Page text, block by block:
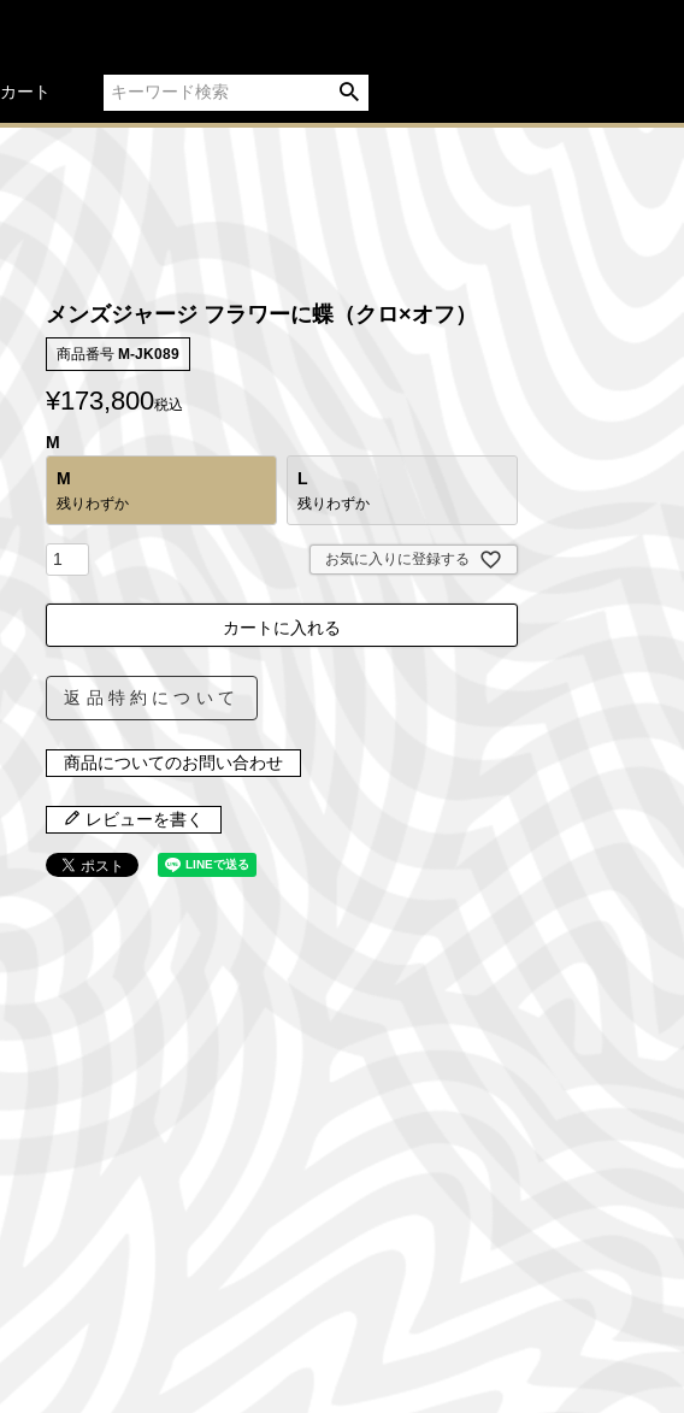
カート
メンズジャージ フラワーに蝶（クロ×オフ）
商品番号 M-JK089
¥173,800税込
M
M
残りわずか
L
残りわずか
お気に入りに登録する
カートに入れる
返品特約について
商品についてのお問い合わせ
レビューを書く